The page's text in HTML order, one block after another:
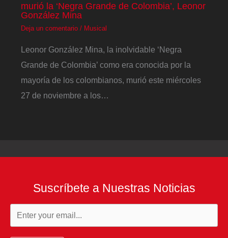
murió la ‘Negra Grande de Colombia’, Leonor
González Mina
Deja un comentario / Musical
Leonor González Mina, la inolvidable ‘Negra
Grande de Colombia’ como era conocida por la
mayoría de los colombianos, murió este miércoles
27 de noviembre a los…
Suscríbete a Nuestras Noticias